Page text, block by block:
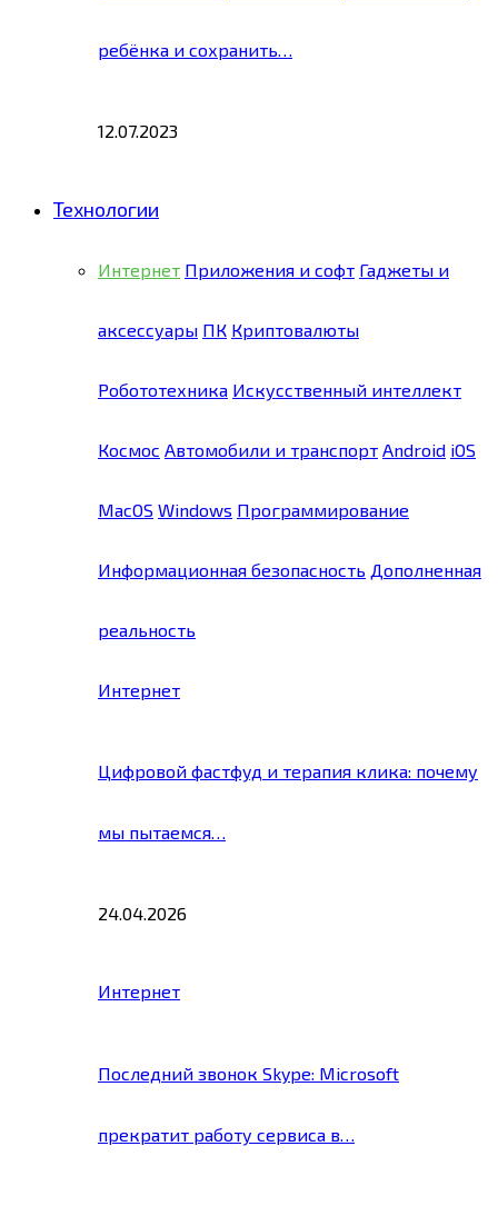
ребёнка и сохранить…
12.07.2023
Технологии
Интернет Приложения и софт Гаджеты и
аксессуары ПК Криптовалюты
Робототехника Искусственный интеллект
Космос Автомобили и транспорт Android iOS
MacOS Windows Программирование
Информационная безопасность Дополненная
реальность
Интернет
Цифровой фастфуд и терапия клика: почему
мы пытаемся…
24.04.2026
Интернет
Последний звонок Skype: Microsoft
прекратит работу сервиса в…